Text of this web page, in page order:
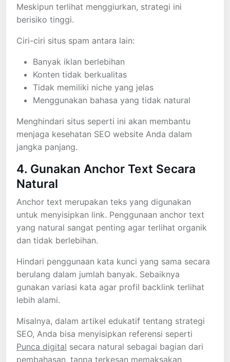
Meskipun terlihat menggiurkan, strategi ini
berisiko tinggi.
Ciri-ciri situs spam antara lain:
Banyak iklan berlebihan
Konten tidak berkualitas
Tidak memiliki niche yang jelas
Menggunakan bahasa yang tidak natural
Menghindari situs seperti ini akan membantu
menjaga kesehatan SEO website Anda dalam
jangka panjang.
4. Gunakan Anchor Text Secara
Natural
Anchor text merupakan teks yang digunakan
untuk menyisipkan link. Penggunaan anchor text
yang natural sangat penting agar terlihat organik
dan tidak berlebihan.
Hindari penggunaan kata kunci yang sama secara
berulang dalam jumlah banyak. Sebaiknya
gunakan variasi kata agar profil backlink terlihat
lebih alami.
Misalnya, dalam artikel edukatif tentang strategi
SEO, Anda bisa menyisipkan referensi seperti
Punca digital secara natural sebagai bagian dari
pembahasan, tanpa terkesan memaksakan